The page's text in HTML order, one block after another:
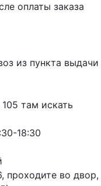
оплаты заказа
из пункта выдачи
там искать
18:30
проходите во двор,